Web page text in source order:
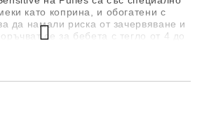
като коприна, и обогатени с
да намали риска от зачервяване и
се за бебета с тегло от 4 до
протичане